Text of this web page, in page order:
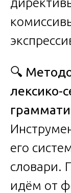
🔍
лексико-
его
словари.
идём от